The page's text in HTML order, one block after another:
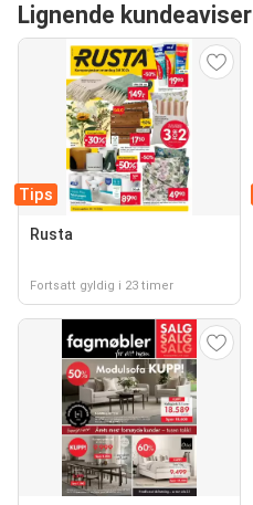
Lignende kundeaviser
Tips
Rusta
Fortsatt gyldig i 23 timer